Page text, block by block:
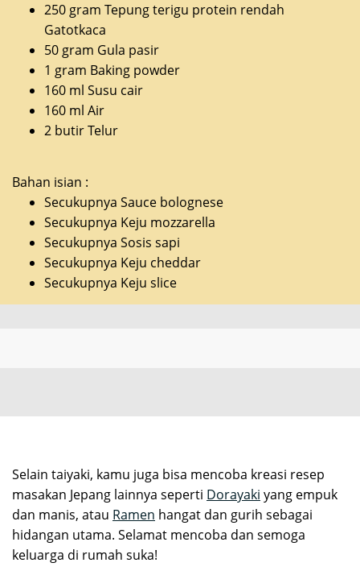
250 gram Tepung terigu protein rendah
Gatotkaca
50 gram Gula pasir
1 gram Baking powder
160 ml Susu cair
160 ml Air
2 butir Telur
Bahan isian :
Secukupnya Sauce bolognese
Secukupnya Keju mozzarella
Secukupnya Sosis sapi
Secukupnya Keju cheddar
Secukupnya Keju slice
Selain taiyaki, kamu juga bisa mencoba kreasi resep
masakan Jepang lainnya seperti Dorayaki yang empuk
dan manis, atau Ramen hangat dan gurih sebagai
hidangan utama. Selamat mencoba dan semoga
keluarga di rumah suka!